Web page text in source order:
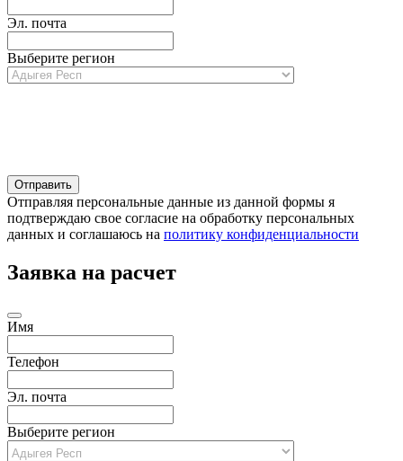
Эл. почта
Выберите регион
Отправляя персональные данные из данной формы я
подтверждаю свое согласие на обработку персональных
данных и соглашаюсь на политику конфиденциальности
Заявка на расчет
Имя
Телефон
Эл. почта
Выберите регион